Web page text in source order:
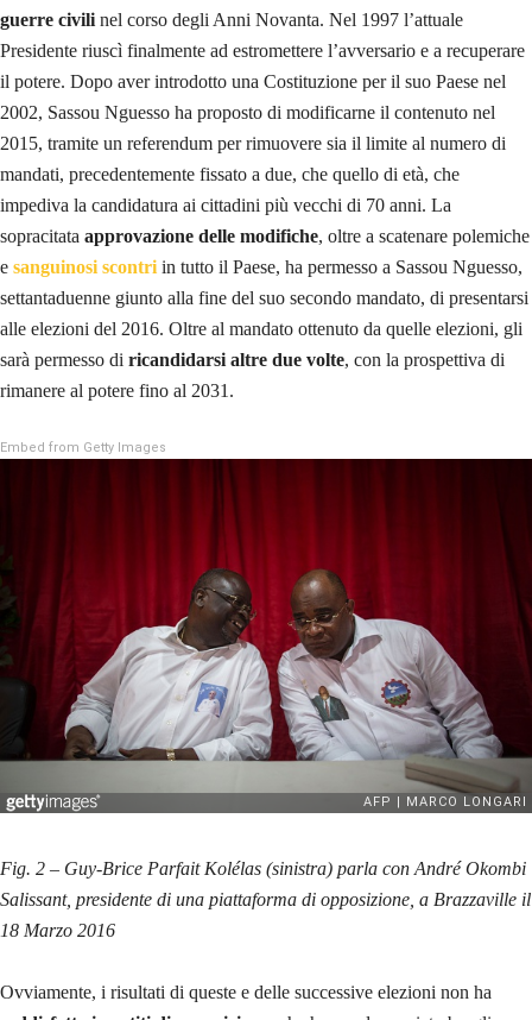
guerre civili nel corso degli Anni Novanta. Nel 1997 l’attuale
Presidente riuscì finalmente ad estromettere l’avversario e a recuperare
il potere. Dopo aver introdotto una Costituzione per il suo Paese nel
2002, Sassou Nguesso ha proposto di modificarne il contenuto nel
2015, tramite un referendum per rimuovere sia il limite al numero di
mandati, precedentemente fissato a due, che quello di età, che
impediva la candidatura ai cittadini più vecchi di 70 anni. La
sopracitata approvazione delle modifiche, oltre a scatenare polemiche
e sanguinosi scontri in tutto il Paese, ha permesso a Sassou Nguesso,
settantaduenne giunto alla fine del suo secondo mandato, di presentarsi
alle elezioni del 2016. Oltre al mandato ottenuto da quelle elezioni, gli
sarà permesso di ricandidarsi altre due volte, con la prospettiva di
rimanere al potere fino al 2031.
Embed from Getty Images
Fig. 2 – Guy-Brice Parfait Kolélas (sinistra) parla con André Okombi
Salissant, presidente di una piattaforma di opposizione, a Brazzaville il
18 Marzo 2016
Ovviamente, i risultati di queste e delle successive elezioni non ha